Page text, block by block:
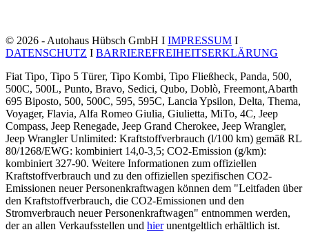
© 2026 - Autohaus Hübsch GmbH I IMPRESSUM I
DATENSCHUTZ I BARRIEREFREIHEITSERKLÄRUNG
Fiat Tipo, Tipo 5 Türer, Tipo Kombi, Tipo Fließheck, Panda, 500,
500C, 500L, Punto, Bravo, Sedici, Qubo, Doblò, Freemont,Abarth
695 Biposto, 500, 500C, 595, 595C, Lancia Ypsilon, Delta, Thema,
Voyager, Flavia, Alfa Romeo Giulia, Giulietta, MiTo, 4C, Jeep
Compass, Jeep Renegade, Jeep Grand Cherokee, Jeep Wrangler,
Jeep Wrangler Unlimited: Kraftstoffverbrauch (l/100 km) gemäß RL
80/1268/EWG: kombiniert 14,0-3,5; CO2-Emission (g/km):
kombiniert 327-90. Weitere Informationen zum offiziellen
Kraftstoffverbrauch und zu den offiziellen spezifischen CO2-
Emissionen neuer Personenkraftwagen können dem "Leitfaden über
den Kraftstoffverbrauch, die CO2-Emissionen und den
Stromverbrauch neuer Personenkraftwagen" entnommen werden,
der an allen Verkaufsstellen und hierunentgeltlich erhältlich ist.